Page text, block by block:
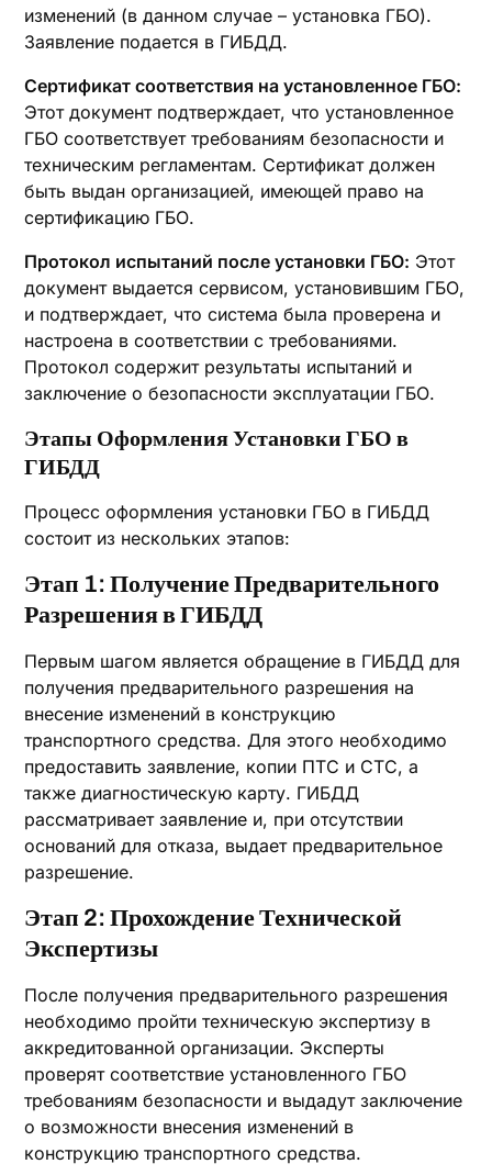
изменений (в данном случае – установка ГБО).
Заявление подается в ГИБДД.
Сертификат соответствия на установленное ГБО:
Этот документ подтверждает, что установленное
ГБО соответствует требованиям безопасности и
техническим регламентам. Сертификат должен
быть выдан организацией, имеющей право на
сертификацию ГБО.
Протокол испытаний после установки ГБО: Этот
документ выдается сервисом, установившим ГБО,
и подтверждает, что система была проверена и
настроена в соответствии с требованиями.
Протокол содержит результаты испытаний и
заключение о безопасности эксплуатации ГБО.
Этапы Оформления Установки ГБО в
ГИБДД
Процесс оформления установки ГБО в ГИБДД
состоит из нескольких этапов:
Этап 1: Получение Предварительного
Разрешения в ГИБДД
Первым шагом является обращение в ГИБДД для
получения предварительного разрешения на
внесение изменений в конструкцию
транспортного средства. Для этого необходимо
предоставить заявление, копии ПТС и СТС, а
также диагностическую карту. ГИБДД
рассматривает заявление и, при отсутствии
оснований для отказа, выдает предварительное
разрешение.
Этап 2: Прохождение Технической
Экспертизы
После получения предварительного разрешения
необходимо пройти техническую экспертизу в
аккредитованной организации. Эксперты
проверят соответствие установленного ГБО
требованиям безопасности и выдадут заключение
о возможности внесения изменений в
конструкцию транспортного средства.